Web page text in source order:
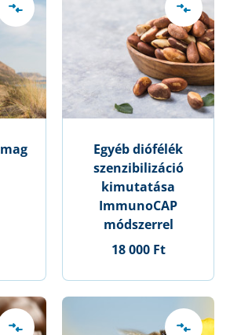
Egyéb diófélék
szenzibilizáció
kimutatása
ImmunoCAP
módszerrel
18 000 Ft